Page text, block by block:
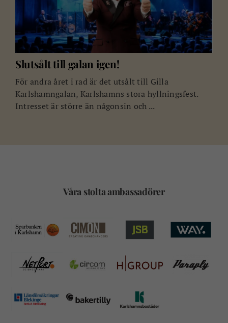
Slutsålt till galan igen!
För andra året i rad är det utsålt till Gilla
Karlshamngalan, Karlshamns stora hyllningsfest.
Intresset är större än någonsin och ...
Våra stolta ambassadörer